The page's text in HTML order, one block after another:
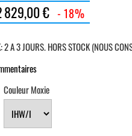
829,00 € - 18%
2 A 3 JOURS. HORS STOCK (NOUS
Couleur Moxie